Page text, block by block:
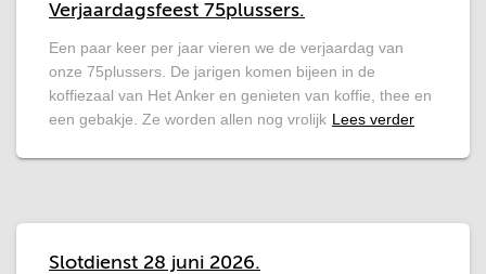
Verjaardagsfeest 75plussers.
Een paar keer per jaar vieren we de verjaardag van
onze 75plussers. De jarigen komen bijeen in de
koffiezaal van Het Anker en genieten van koffie, thee en
een gebakje. Ze worden allen nog vrolijk Lees verder
Slotdienst 28 juni 2026.